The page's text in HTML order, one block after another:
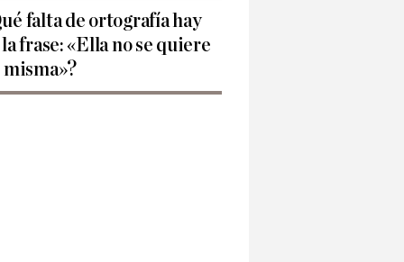
falta de ortografía hay
frase: «Ella no se quiere
misma»?